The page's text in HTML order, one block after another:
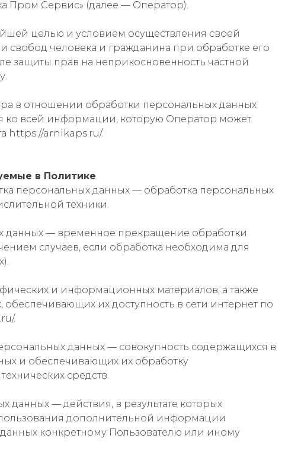
Сервис» (далее — Оператор).
целью и условием осуществления своей
свобод человека и гражданина при обработке его
защиты прав на неприкосновенность частной
в отношении обработки персональных данных
ко всей информации, которую Оператор может
https://arnikaps.ru/.
в Политике
персональных данных — обработка персональных
техники.
данных — временное прекращение обработки
случаев, если обработка необходима для
и информационных материалов, а также
их доступность в сети интернет по
.
данных — совокупность содержащихся в
и обеспечивающих их обработку
средств.
данных — действия, в результате которых
дополнительной информации
конкретному Пользователю или иному